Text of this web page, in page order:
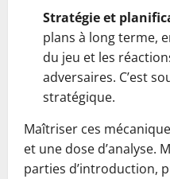
Stratégie et
plans à long terme,
du jeu et les
adversaires. C’est
stratégique.
Maîtriser ces
et une dose d’analyse.
parties d’introduction,